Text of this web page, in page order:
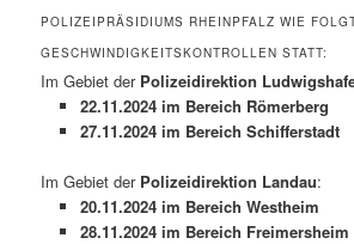
POLIZEIPRÄSIDIUMS RHEINPFALZ WIE
GESCHWINDIGKEITSKONTROLLEN STATT:
Im Gebiet der Polizeidirektion
22.11.2024 im Bereich Römerberg
27.11.2024 im Bereich Schifferstadt
Im Gebiet der Polizeidirektion Landau:
20.11.2024 im Bereich Westheim
28.11.2024 im Bereich Freimersheim